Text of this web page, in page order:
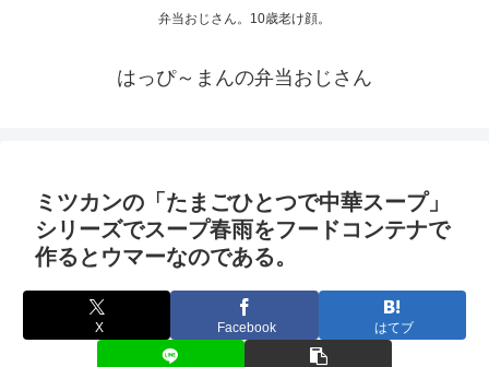
弁当おじさん。10歳老け顔。
はっぴ～まんの弁当おじさん
ミツカンの「たまごひとつで中華スープ」
シリーズでスープ春雨をフードコンテナで
作るとウマーなのである。
X Facebook はてブ